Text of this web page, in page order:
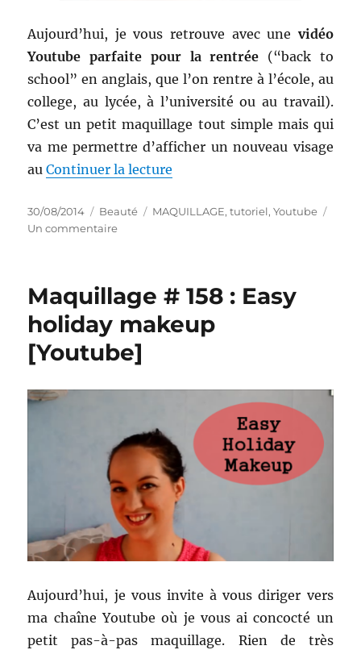
Aujourd’hui, je vous retrouve avec une vidéo
Youtube parfaite pour la rentrée (“back to
school” en anglais, que l’on rentre à l’école, au
college, au lycée, à l’université ou au travail).
C’est un petit maquillage tout simple mais qui
va me permettre d’afficher un nouveau visage
auContinuer la lecture
Publié
le
30/08/2014 Catégories
Beauté Étiquettes
MAQUILLAGE,tutoriel,Youtube
Un commentairesur
:
Back
to
school
makeup
Maquillage # 158 : Easy
holiday makeup
[Youtube]
Aujourd’hui, je vous invite à vous diriger vers
ma chaîne Youtube où je vous ai concocté un
petit pas-à-pas maquillage. Rien de très